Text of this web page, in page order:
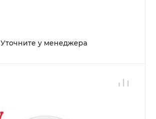
Уточните у менеджера